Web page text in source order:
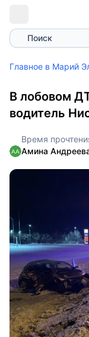
Поиск
Главное в Марий
В лобовом
водитель
Время
Амина